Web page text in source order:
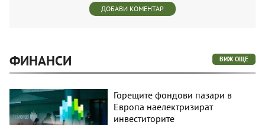
ДОБАВИ КОМЕНТАР
ФИНАНСИ ВИЖ ОЩЕ
Горещите фондови пазари в
Европа наелектризират
инвеститорите